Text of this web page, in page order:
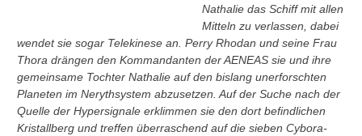
Nathalie das Schiff mit allen
Mitteln zu verlassen, dabei
wendet sie sogar Telekinese an. Perry Rhodan und seine Frau
Thora drängen den Kommandanten der AENEAS sie und ihre
gemeinsame Tochter Nathalie auf den bislang unerforschten
Planeten im Nerythsystem abzusetzen. Auf der Suche nach der
Quelle der Hypersignale erklimmen sie den dort befindlichen
Kristallberg und treffen überraschend auf die sieben Cybora-